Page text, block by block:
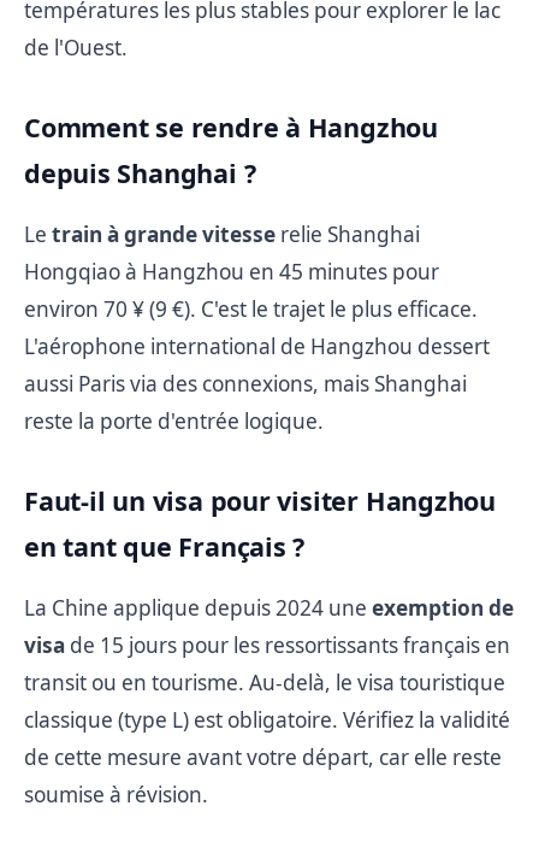
températures les plus stables pour explorer le lac
de l'Ouest.
Comment se rendre à Hangzhou
depuis Shanghai ?
Le train à grande vitesse relie Shanghai
Hongqiao à Hangzhou en 45 minutes pour
environ 70 ¥ (9 €). C'est le trajet le plus efficace.
L'aérophone international de Hangzhou dessert
aussi Paris via des connexions, mais Shanghai
reste la porte d'entrée logique.
Faut-il un visa pour visiter Hangzhou
en tant que Français ?
La Chine applique depuis 2024 une exemption de
visa de 15 jours pour les ressortissants français en
transit ou en tourisme. Au-delà, le visa touristique
classique (type L) est obligatoire. Vérifiez la validité
de cette mesure avant votre départ, car elle reste
soumise à révision.